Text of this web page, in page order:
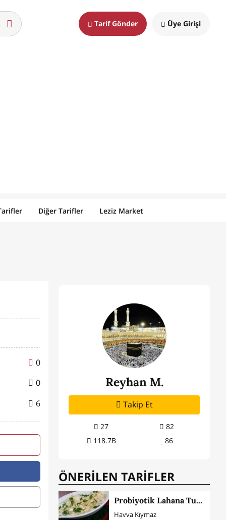
Tarif Gönder Üye Girişi
Diğer Tarifler Leziz Market
0
0
6
Reyhan M.
Takip Et
27
82
118.7B
86
ÖNERİLEN TARİFLER
Probiyotik Lahana Turşusu
Havva Kıymaz